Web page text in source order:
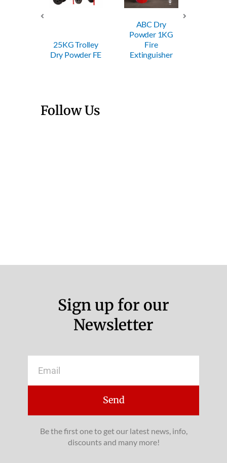
25KG Trolley
Dry Powder FE
ABC Dry
Powder 1KG
Fire
Extinguisher
Follow Us
Sign up for our
Newsletter
Send
Be the first one to get our latest news, info,
discounts and many more!